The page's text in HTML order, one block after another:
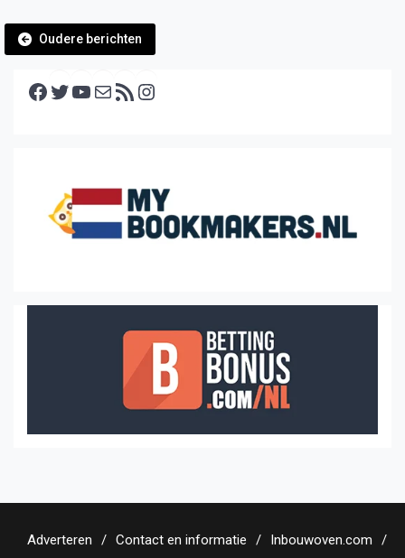
Berichtennavigatie
Oudere berichten
Facebook Twitter YouTube E-mail RSS feed
Adverteren Contact en informatie Inbouwoven.com